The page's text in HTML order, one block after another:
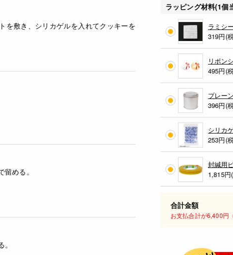
ラッピング材料(1個
ラミシ
319円(
リボン
495円(
プレー
396円(
シリカ
253円(
封緘用
1,815円
合計金額
お支払合計が6,400円
を敷き、シリカゲルを入れてクッキーを
める。